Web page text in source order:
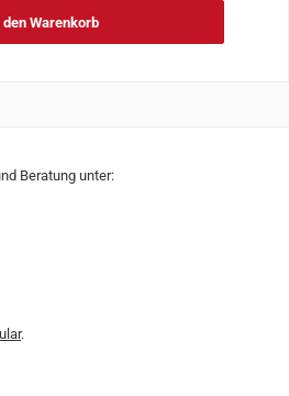
den Warenkorb
Beratung unter:
.